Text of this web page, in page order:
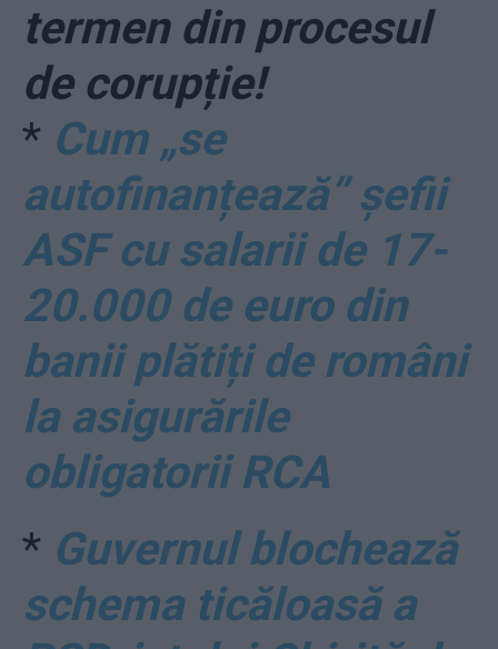
termen din procesul
de corupție!
* Cum „se
autofinanțează” șefii
ASF cu salarii de 17-
20.000 de euro din
banii plătiți de români
la asigurările
obligatorii RCA
* Guvernul blochează
schema ticăloasă a